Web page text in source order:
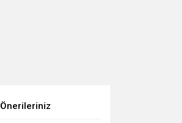
Önerileriniz